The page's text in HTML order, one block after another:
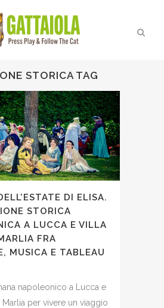
STORICA TAG
DI ELISA.
STORICA
A LUCCA E VILLA
FRA
MUSICA E TABLEAU
napoleonico a Lucca e
per vivere un viaggio